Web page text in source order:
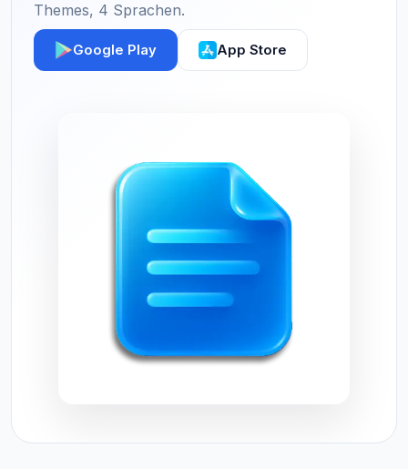
Themes, 4 Sprachen.
Google Play App Store